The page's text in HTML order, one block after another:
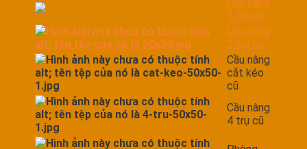
1 trụ cũ
Cầu nâng
2 trụ cũ
Cầu nâng
cắt kéo
cũ
Cầu nâng
4 trụ cũ